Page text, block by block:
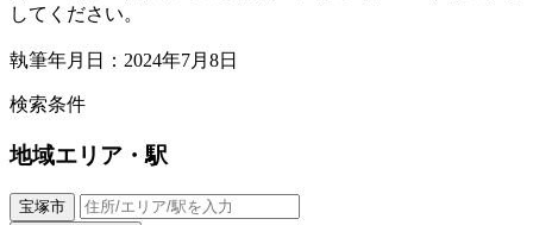
してください。
執筆年月日：2024年7月8日
検索条件
地域エリア・駅
宝塚市